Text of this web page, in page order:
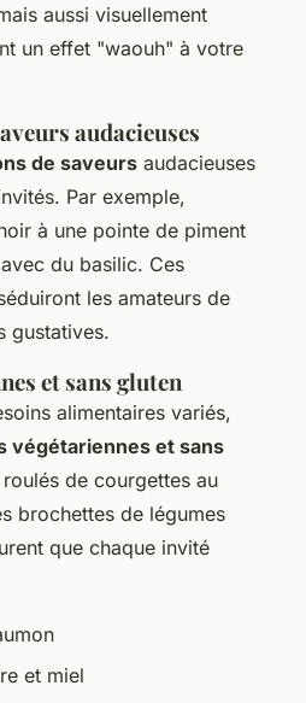
aussi visuellement
un effet "waouh" à votre
audacieuses
de saveurs audacieuses
Par exemple,
à une pointe de piment
du basilic. Ces
les amateurs de
gustatives.
et sans gluten
alimentaires variés,
végétariennes et sans
de courgettes au
brochettes de légumes
que chaque invité
et miel